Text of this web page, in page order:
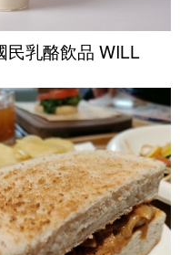
乳酪飲品 WILL